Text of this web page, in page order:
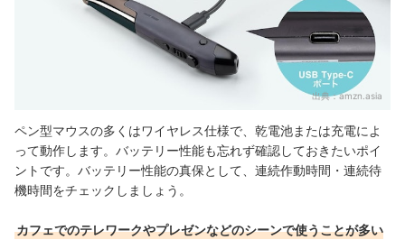
出典：amzn.asia
ペン型マウスの多くはワイヤレス仕様で、乾電池または充電によ
って動作します。バッテリー性能も忘れず確認しておきたいポイ
ントです。バッテリー性能の真保として、連続作動時間・連続待
機時間をチェックしましょう。
カフェでのテレワークやプレゼンなどのシーンで使うことが多い